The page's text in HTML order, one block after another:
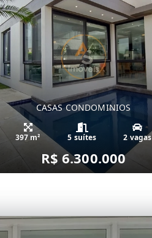
CASAS CONDOMINIOS
397 m² 5 suítes 2 vagas
R$ 6.300.000